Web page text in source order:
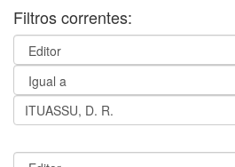
Filtros correntes: